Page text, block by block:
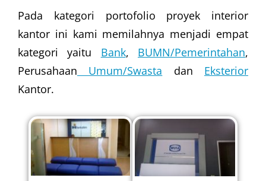
Pada kategori portofolio proyek interior
kantor ini kami memilahnya menjadi empat
kategori yaitu Bank, BUMN/Pemerintahan,
Perusahaan Umum/Swasta dan Eksterior
Kantor.